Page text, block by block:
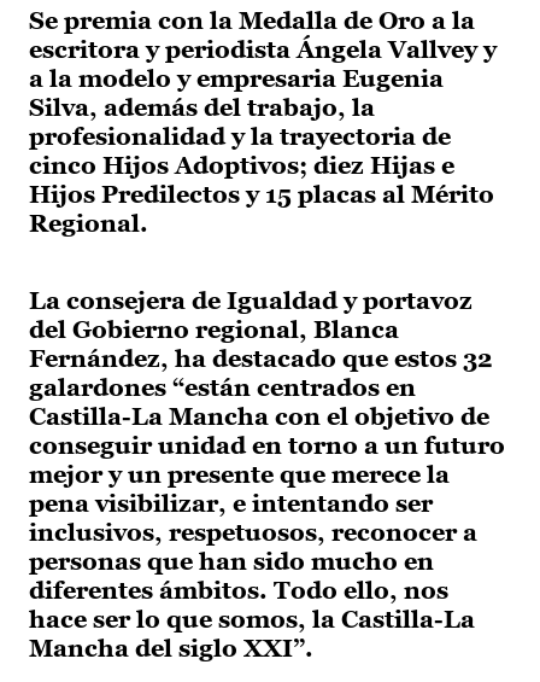
Se premia con la Medalla de Oro a la
escritora y periodista Ángela Vallvey y
a la modelo y empresaria Eugenia
Silva, además del trabajo, la
profesionalidad y la trayectoria de
cinco Hijos Adoptivos; diez Hijas e
Hijos Predilectos y 15 placas al Mérito
Regional.
La consejera de Igualdad y portavoz
del Gobierno regional, Blanca
Fernández, ha destacado que estos 32
galardones “están centrados en
Castilla-La Mancha con el objetivo de
conseguir unidad en torno a un futuro
mejor y un presente que merece la
pena visibilizar, e intentando ser
inclusivos, respetuosos, reconocer a
personas que han sido mucho en
diferentes ámbitos. Todo ello, nos
hace ser lo que somos, la Castilla-La
Mancha del siglo XXI”.